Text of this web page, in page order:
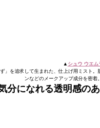
▲ シュウ ウエム
ず」を追求して生まれた、仕上げ用ミスト
ンなどのメークアップ成分を密着
分になれる透明感の